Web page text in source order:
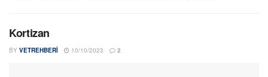
Kortizan
BY VETREHBERI 10/10/2023 2